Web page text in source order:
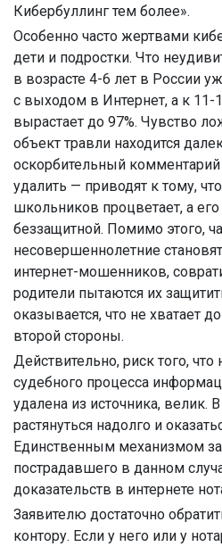
Кибербуллинг тем более».
Особенно часто жертвами
дети и подростки. Что
в возрасте 4-6 лет в России
с выходом в Интернет, а к 11-
вырастает до 97%. Чувство
объект травли находится
оскорбительный
удалить — приводят к тому,
школьников процветает, а
беззащитной. Помимо этого,
несовершеннолетние
интернет-мошенников,
родители пытаются их
оказывается, что не хватает
второй стороны.
Действительно, риск того,
судебного процесса
удалена из источника, велик.
растянуться надолго и
Единственным механизмом
пострадавшего в данном
доказательств в интернете
Заявителю достаточно
контору. Если у него или у